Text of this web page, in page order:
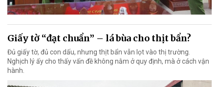
Giấy tờ “đạt chuẩn” – lá bùa cho thịt bẩn?
Đủ giấy tờ, đủ con dấu, nhưng thịt bẩn vẫn lọt vào thị trường.
Nghịch lý ấy cho thấy vấn đề không nằm ở quy định, mà ở cách vận
hành.